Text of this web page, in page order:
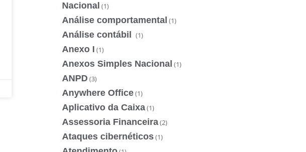
Nacional (1)
Análise comportamental (1)
Análise contábil (1)
Anexo I (1)
Anexos Simples Nacional (1)
ANPD(3)
Anywhere Office(1)
Aplicativo da Caixa(1)
Assessoria Financeira(2)
Ataques cibernéticos(1)